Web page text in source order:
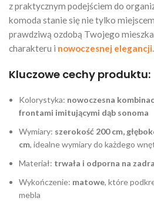
z praktycznym podejściem do
komoda stanie się nie tylko
prawdziwą ozdobą Twojego
charakteru i nowoczesnej elegancji.
Kluczowe cechy produktu:
Kolorystyka: nowoczesna
frontami imitującymi dąb sonoma
Wymiary: szerokość 200 cm,
cm, idealne wymiary do każdego
Materiał: trwała i odporna na
Wykończenie: matowe, które
mebla